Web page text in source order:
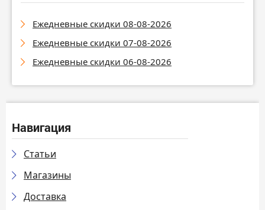
Ежедневные скидки 08-08-2026
Ежедневные скидки 07-08-2026
Ежедневные скидки 06-08-2026
Навигация
Статьи
Магазины
Доставка